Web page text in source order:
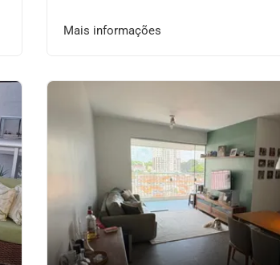
Mais informações